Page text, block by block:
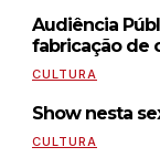
Audiência
fabricação de
CULTURA
Show nesta
CULTURA